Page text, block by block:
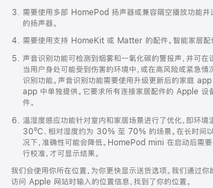
需要使用多部 HomePod 扬声器或兼容隔空播放功能并
的扬声器。
需要使用支持 HomeKit 或 Matter 的配件。智能家居配
声音识别功能可检测到烟雾和一氧化碳的警报声，并可在
当用户身处可能受到伤害的环境中，或在高风险或紧急情
识别功能。声音识别功能需要使用升级更新后的家庭 app
app 中单独提供。它要求所有连接家居配件的 Apple 设
件。
温湿度感应功能针对室内和家居场景进行了优化，即环
30ºC、相对湿度约为 30% 至 70% 的场景。在长时间
况下，准确性可能会降低。HomePod mini 在启动后需
行校准，才可显示结果。
我们会使用你所在位置，为你更快显示送货选项。我们通过你
访问 Apple 网站时输入的位置信息，找到了你的位置。